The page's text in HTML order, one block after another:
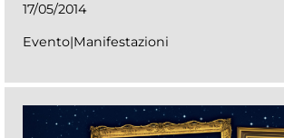
17/05/2014
Evento|Manifestazioni